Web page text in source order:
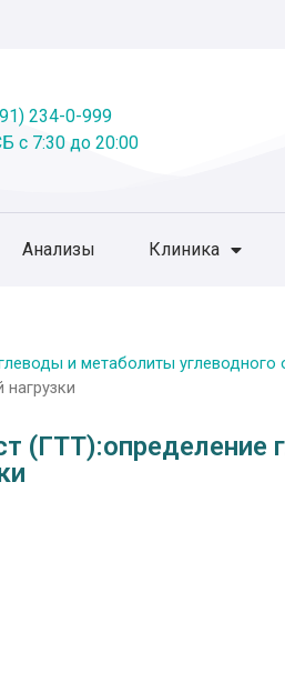
234-0-999
с 7:30 до 20:00
Анализы Клиника
и метаболиты углеводного